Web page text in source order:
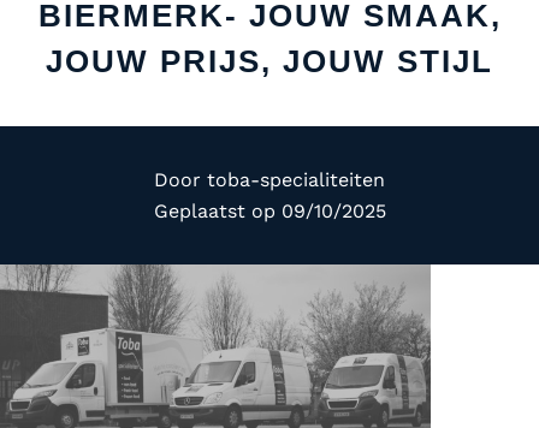
Door toba-specialiteiten
Geplaatst op 09/10/2025
BIERMERK- JOUW SMAAK,
JOUW PRIJS, JOUW STIJL